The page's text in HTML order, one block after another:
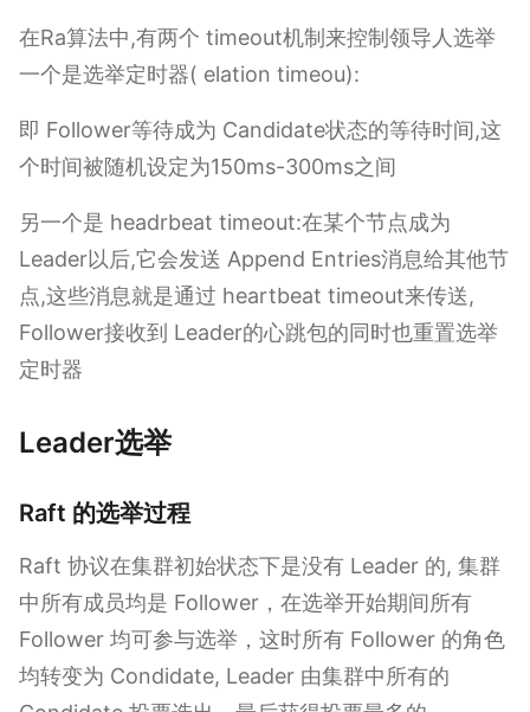
在Ra算法中,有两个 timeout机制来控制领导人选举
一个是选举定时器( elation timeou):
即 Follower等待成为 Candidate状态的等待时间,这
个时间被随机设定为150ms-300ms之间
另一个是 headrbeat timeout:在某个节点成为
Leader以后,它会发送 Append Entries消息给其他节
点,这些消息就是通过 heartbeat timeout来传送,
Follower接收到 Leader的心跳包的同时也重置选举
定时器
Leader选举
Raft 的选举过程
Raft 协议在集群初始状态下是没有 Leader 的, 集群
中所有成员均是 Follower，在选举开始期间所有
Follower 均可参与选举，这时所有 Follower 的角色
均转变为 Condidate, Leader 由集群中所有的